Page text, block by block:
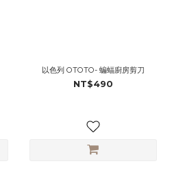
以色列 OTOTO- 蝙蝠廚房剪刀
NT$490